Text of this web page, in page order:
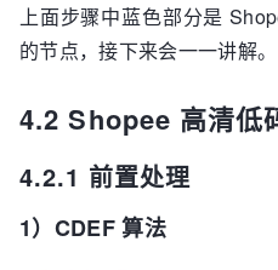
上面步骤中蓝色部分是
的节点，接下来会一一讲解。
4.2 Shopee 高清低
4.2.1 前置处理
1）CDEF 算法